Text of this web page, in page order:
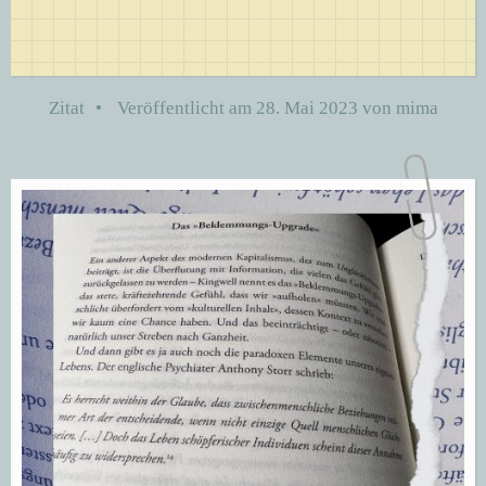
Zitat • Veröffentlicht am 28. Mai 2023 von mima